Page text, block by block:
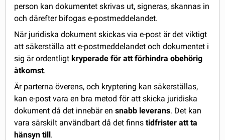
person kan dokumentet skrivas ut, signeras, skannas in
och därefter bifogas e-postmeddelandet.
När juridiska dokument skickas via e-post är det viktigt
att säkerställa att e-postmeddelandet och dokumentet i
sig är ordentligt kryperade för att förhindra obehörig
åtkomst.
Är parterna överens, och kryptering kan säkerställas,
kan e-post vara en bra metod för att skicka juridiska
dokument då det innebär ensnabb leverans. Det kan
vara särskilt användbart då det finnstidfrister att ta
hänsyn till.